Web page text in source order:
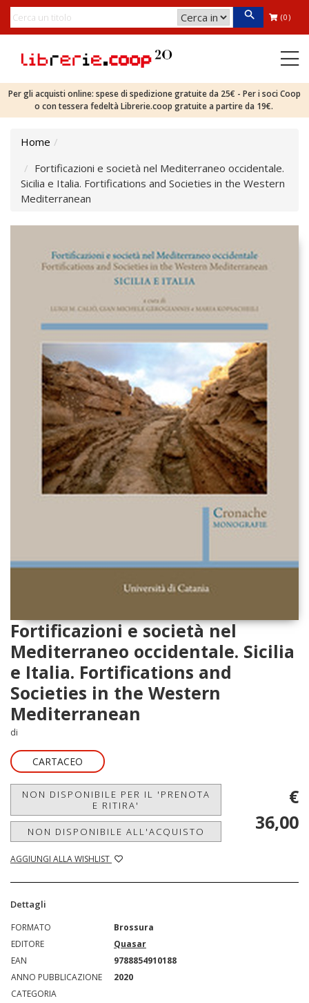
(0)
Per gli acquisti online: spese di spedizione gratuite da 25€ - Per i soci Coop
o con tessera fedeltà Librerie.coop gratuite a partire da 19€.
Home
Fortificazioni e società nel Mediterraneo occidentale.
Sicilia e Italia. Fortifications and Societies in the Western
Mediterranean
Fortificazioni e società nel
Mediterraneo occidentale. Sicilia
e Italia. Fortifications and
Societies in the Western
Mediterranean
di
CARTACEO
NON DISPONIBILE PER IL 'PRENOTA
E RITIRA'
NON DISPONIBILE ALL'ACQUISTO
AGGIUNGI ALLA WISHLIST
€
36,00
Dettagli
FORMATO
Brossura
EDITORE
Quasar
EAN
9788854910188
ANNO PUBBLICAZIONE
2020
CATEGORIA